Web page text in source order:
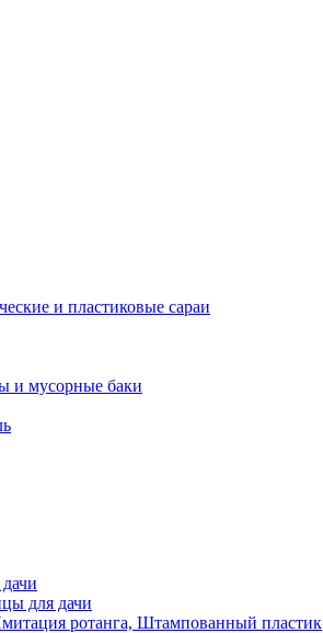
и пластиковые сараи
и мусорные баки
для дачи
ротанга, Штампованный пластик